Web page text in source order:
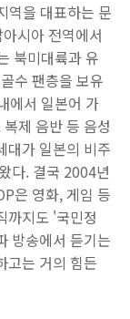
역을 대표하는 문
시아 전역에서
북미대륙과 유
수 팬층을 보유
에서 일본어 가
제 음반 등 음성
대가 일본의 비주
다. 결국 2004년
은 영화, 게임 등
까지도 '국민정
방송에서 듣기는
고는 거의 힘든